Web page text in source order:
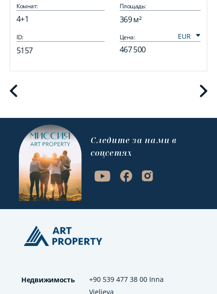
Комнат:
4+1
Площадь:
369 м²
ID:
5157
Цена:
467 500
+90 539 477 38 00 Inna
Vielieva
Недвижимость
Cледите за нами в
соцсетях